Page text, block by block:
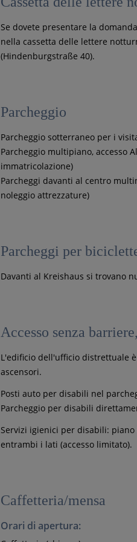
Se dovete presentare la
nella cassetta delle lettere
(Hindenburgstraße 40).
Parcheggio
Parcheggio sotterraneo per i
Parcheggio multipiano, accesso
immatricolazione)
Parcheggi davanti al centro
noleggio attrezzature)
Parcheggi per
Davanti al Kreishaus si trovano
Accesso senza
L'edificio dell'ufficio distrettuale
ascensori.
Posti auto per disabili nel
Parcheggio per disabili
Servizi igienici per disabili:
entrambi i lati (accesso limitato).
Caffetteria/mensa
Orari di apertura: